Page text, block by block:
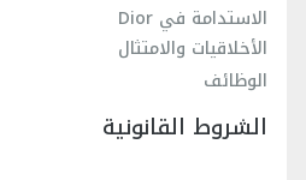
الاستدامة في Dior
الأخلاقيات والامتثال
الوظائف
الشروط القانونية